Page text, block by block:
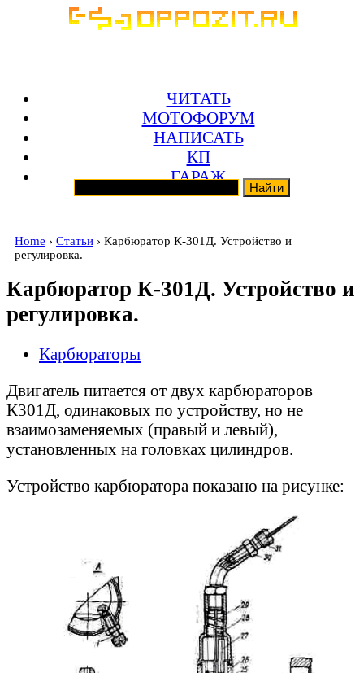
ЧИТАТЬ
МОТОФОРУМ
НАПИСАТЬ
КП
ГАРАЖ
Home › Статьи › Карбюратор К-301Д. Устройство и
регулировка.
Карбюратор К-301Д. Устройство и
регулировка.
Карбюраторы
Двигатель питается от двух карбюраторов
К301Д, одинаковых по устройству, но не
взаимозаменяемых (правый и левый),
установленных на головках цилиндров.
Устройство карбюратора показано на рисунке: